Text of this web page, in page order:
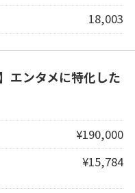
18,003
エンタメに特化した
¥190,000
¥15,784